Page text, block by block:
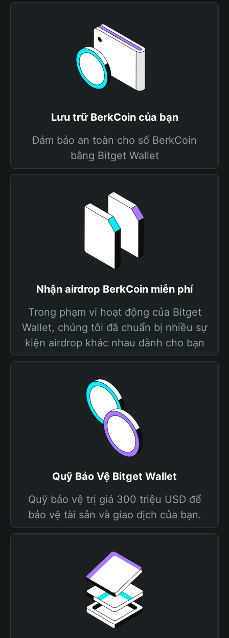
Lưu trữ BerkCoin của bạn
Đảm bảo an toàn cho số BerkCoin
bằng Bitget Wallet
Nhận airdrop BerkCoin miễn phí
Trong phạm vi hoạt động của Bitget
Wallet, chúng tôi đã chuẩn bị nhiều sự
kiện airdrop khác nhau dành cho bạn
Quỹ Bảo Vệ Bitget Wallet
Quỹ bảo vệ trị giá 300 triệu USD để
bảo vệ tài sản và giao dịch của bạn.